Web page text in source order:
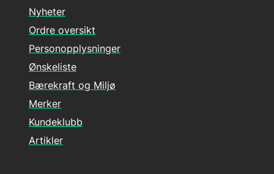
Nyheter
Ordre oversikt
Personopplysninger
Ønskeliste
Bærekraft og Miljø
Merker
Kundeklubb
Artikler